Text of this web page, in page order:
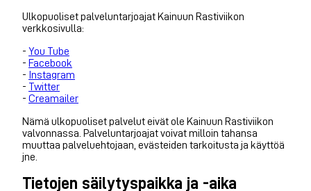
Ulkopuoliset palveluntarjoajat Kainuun Rastiviikon
verkkosivulla:
- You Tube
- Facebook
- Instagram
- Twitter
- Creamailer
Nämä ulkopuoliset palvelut eivät ole Kainuun Rastiviikon
valvonnassa. Palveluntarjoajat voivat milloin tahansa
muuttaa palveluehtojaan, evästeiden tarkoitusta ja käyttöä
jne.
Tietojen säilytyspaikka ja -aika